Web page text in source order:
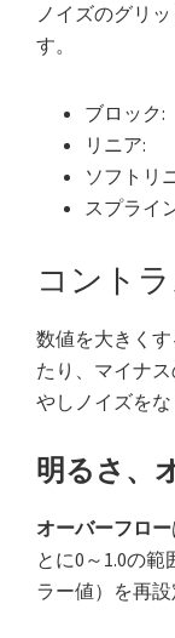
ノイズのグリ
す。
ブロック:
リニア:
ソフトリ
スプライ
コント
数値を大きく
たり、マイナ
やしノイズをな
明るさ、
オーバーフロー
とに0～1.0の
ラー値）を再設